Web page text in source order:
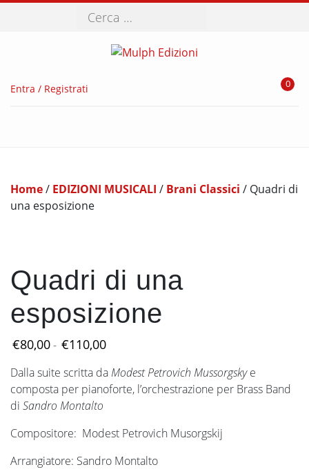
Entra / Registrati 0
Home/ EDIZIONI MUSICALI / Brani Classici / Quadri di
una esposizione
Quadri di una
esposizione
€80,00- €110,00Fascia
prezzo:
da
€110,00
Dalla suite scritta da Modest Petrovich Mussorgskye
composta per pianoforte, l’orchestrazione per Brass Band
di Sandro Montalto
Compositore: Modest Petrovich Musorgskij
Arrangiatore: Sandro Montalto